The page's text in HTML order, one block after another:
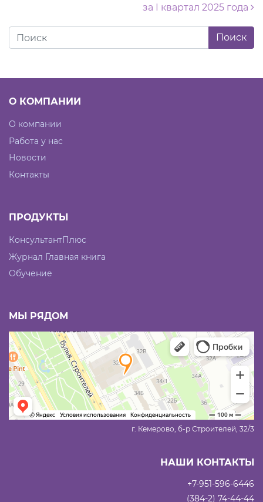
за I квартал 2025 года
О КОМПАНИИ
О компании
Работа у нас
Новости
Контакты
ПРОДУКТЫ
КонсультантПлюс
Журнал Главная книга
Обучение
МЫ РЯДОМ
г. Кемерово, б-р Строителей, 32/3
НАШИ КОНТАКТЫ
+7-951-596-6446
(384-2) 74-44-44